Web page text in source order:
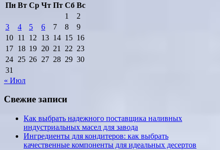
Пн Вт Ср Чт Пт Сб Вс
1
2
3
4 5 6 7 8
9
10 11 12 13 14 15 16
17 18 19 20 21 22 23
24 25 26 27 28 29 30
31
« Июл
Свежие записи
Как выбрать надежного поставщика наливных
индустриальных масел для завода
Ингредиенты для кондитеров: как выбрать
качественные компоненты для идеальных десертов